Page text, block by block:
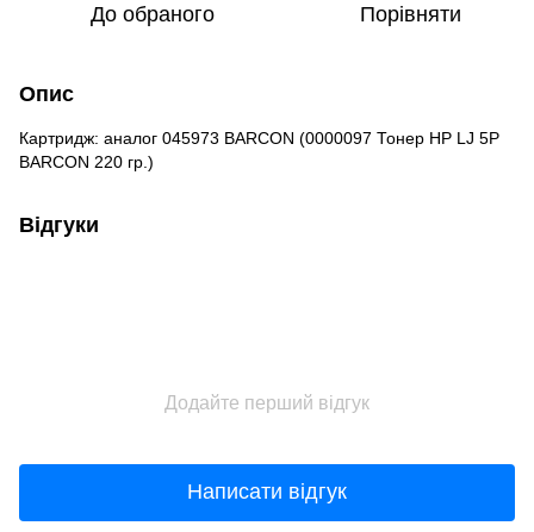
До обраного Порівняти
Опис
Картридж: аналог 045973 BARCON (0000097 Тонер HP LJ 5P
BARCON 220 гр.)
Відгуки
Додайте перший відгук
Написати відгук